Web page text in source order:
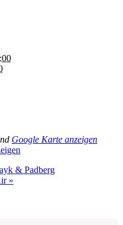
Google Karte anzeigen
& Padberg
»